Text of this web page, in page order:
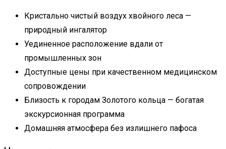
Кристально чистый воздух хвойного леса —
природный ингалятор
Уединенное расположение вдали от
промышленных зон
Доступные цены при качественном медицинском
сопровождении
Близость к городам Золотого кольца — богатая
экскурсионная программа
Домашняя атмосфера без излишнего пафоса